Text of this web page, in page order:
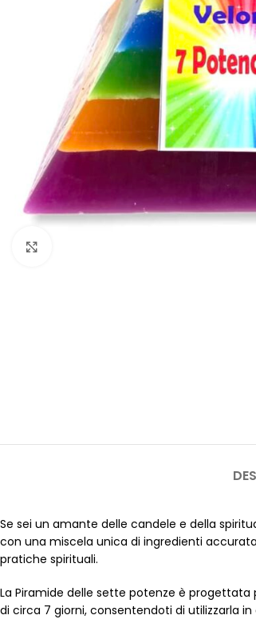
Se sei un amante delle candele e della
con una miscela unica di ingredienti
pratiche spirituali.
La Piramide delle sette potenze è progettata
di circa 7 giorni, consentendoti di utilizzarla